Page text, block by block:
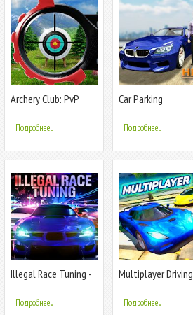
Archery Club: PvP
Подробнее...
Car Parking
Подробнее...
Illegal Race Tuning -
multiplayer
Подробнее...
Multiplayer Driving
Подробнее...